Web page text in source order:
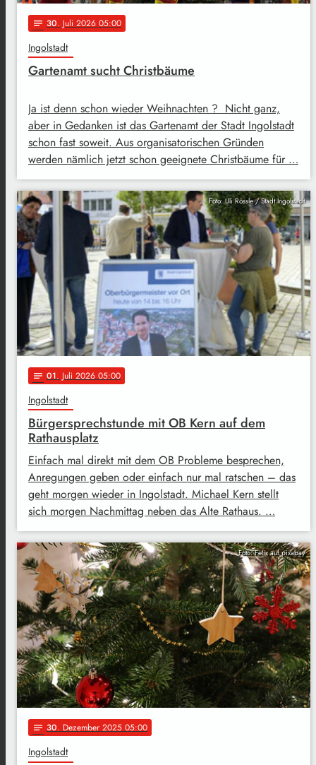
notes 30. Juli 2026 05:00
Ingolstadt
Gartenamt sucht Christbäume
Ja ist denn schon wieder Weihnachten ? Nicht ganz,
aber in Gedanken ist das Gartenamt der Stadt Ingolstadt
schon fast soweit. Aus organisatorischen Gründen
werden nämlich jetzt schon geeignete Christbäume für …
Foto: Uli Rössle / Stadt Ingolstadt
notes 01. Juli 2026 05:00
Ingolstadt
Bürgersprechstunde mit OB Kern auf dem
Rathausplatz
Einfach mal direkt mit dem OB Probleme besprechen,
Anregungen geben oder einfach nur mal ratschen – das
geht morgen wieder in Ingolstadt. Michael Kern stellt
sich morgen Nachmittag neben das Alte Rathaus. …
Foto: Felix auf pixabay
notes 30. Dezember 2025 05:00
Ingolstadt